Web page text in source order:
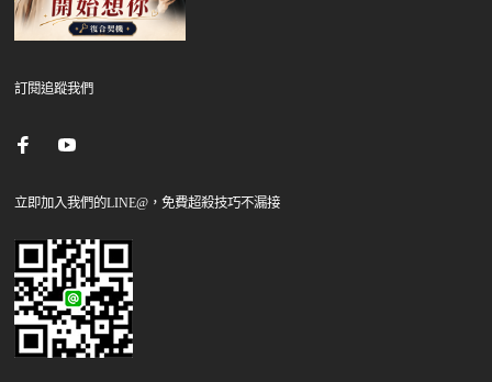
訂閱追蹤我們
立即加入我們的LINE@，免費超殺技巧不漏接